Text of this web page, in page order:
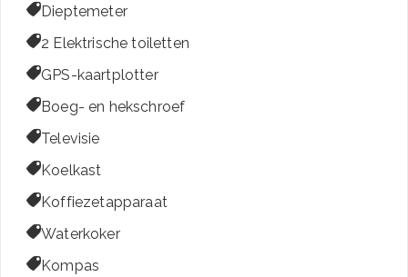
Dieptemeter
2 Elektrische toiletten
GPS-kaartplotter
Boeg- en hekschroef
Televisie
Koelkast
Koffiezetapparaat
Waterkoker
Kompas